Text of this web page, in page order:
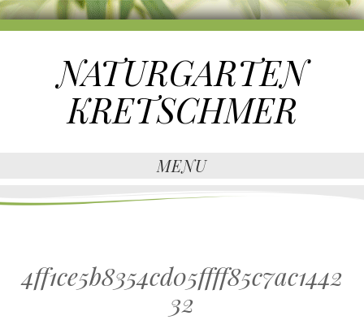
NATURGARTEN
KRETSCHMER
MENU
4ff1ce5b8354cd05ffff85c7ac1442
32